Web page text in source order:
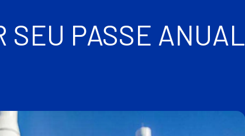
SEU PASSE ANUAL